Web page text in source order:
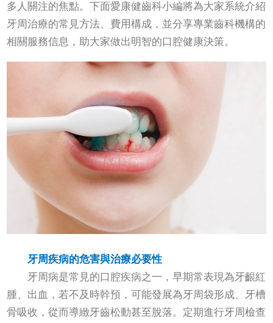
多人關注的焦點。下面愛康健齒科小編將為大家系統介紹
牙周治療的常見方法、費用構成，並分享專業齒科機構的
相關服務信息，助大家做出明智的口腔健康決策。
牙周疾病的危害與治療必要性
牙周病是常見的口腔疾病之一，早期常表現為牙齦紅
腫、出血，若不及時幹預，可能發展為牙周袋形成、牙槽
骨吸收，從而導緻牙齒松動甚至脫落。定期進行牙周檢查